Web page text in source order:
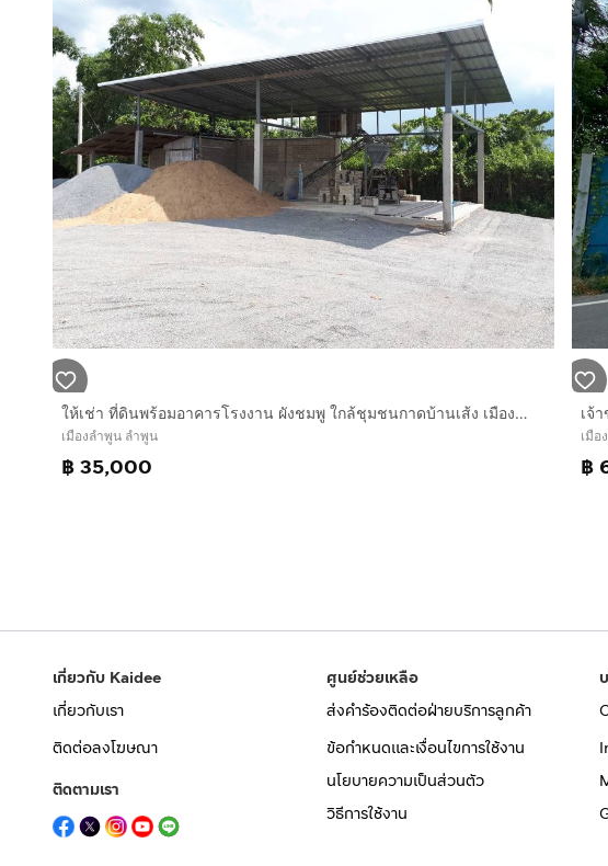
ให้เช่า ที่ดินพร้อมอาคารโรงงาน ผังชมพู ใกล้ชุมชนกาดบ้านเส้ง เมืองลำพูน
เมืองลำพูน ลำพูน
฿ 35,000
เมือ
฿
เกี่ยวกับ Kaidee
เกี่ยวกับเรา
ติดต่อลงโฆษณา
ติดตามเรา
ศูนย์ช่วยเหลือ
ส่งคำร้องติดต่อฝ่ายบริการลูกค้า
ข้อกำหนดและเงื่อนไขการใช้งาน
นโยบายความเป็นส่วนตัว
วิธีการใช้งาน